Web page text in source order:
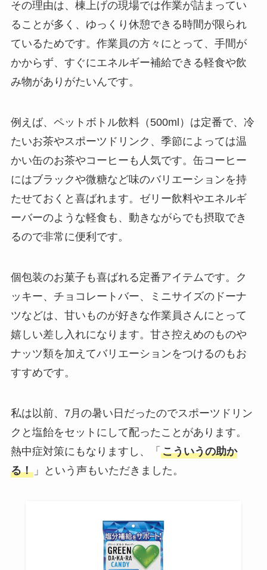
その理由は、棟上げの現場では作業が詰まってい
ることが多く、ゆっくり休憩できる時間が限られ
ているためです。作業員の方々にとって、手間が
かからず、すぐにエネルギー補給できる軽食や飲
み物がありがたいんです。
例えば、ペットボトル飲料（500ml）は定番で、冷
たいお茶やスポーツドリンク、季節によっては温
かい缶のお茶やコーヒーも人気です。缶コーヒー
にはブラックや微糖など味のバリエーションを持
たせておくと喜ばれます。ゼリー飲料やエネルギ
ーバーのような軽食も、動きながらでも摂取でき
るので非常に便利です。
個包装のお菓子も喜ばれる定番アイテムです。ク
ッキー、チョコレートバー、ミニサイズのドーナ
ツなどは、甘いものが好きな作業員さんにとって
嬉しい差し入れになります。甘さ控えめのものや
ナッツ類を加えてバリエーションをつけるのもお
すすめです。
私は以前、7月の暑い日だったのでスポーツドリン
クと塩飴をセットにして配ったことがあります。
熱中症対策にもなりますし、「 こういうの助か
る！」という声もいただきました。